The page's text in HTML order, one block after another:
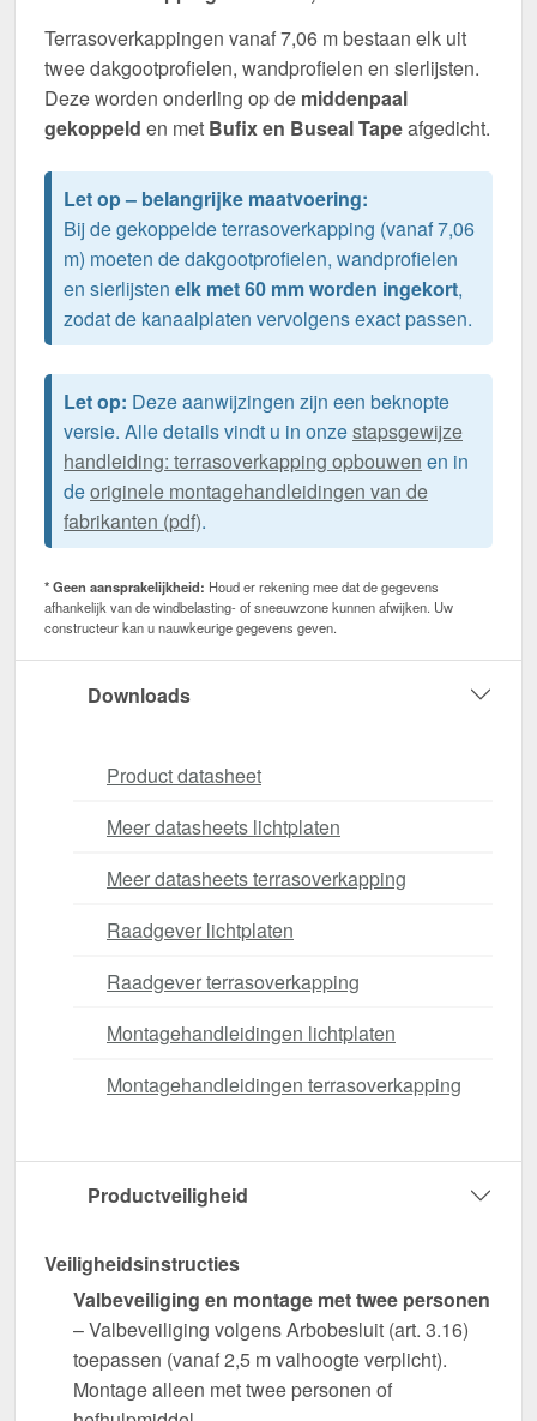
Terrasoverkappingen vanaf 7,06 m bestaan elk uit
twee dakgootprofielen, wandprofielen en sierlijsten.
Deze worden onderling op de middenpaal
gekoppeld en met Bufix en Buseal Tapeafgedicht.
Let op – belangrijke maatvoering:
Bij de gekoppelde terrasoverkapping (vanaf 7,06
m) moeten de dakgootprofielen, wandprofielen
en sierlijsten elk met 60 mm worden ingekort,
zodat de kanaalplaten vervolgens exact passen.
Let op: Deze aanwijzingen zijn een beknopte
versie. Alle details vindt u in onzestapsgewijze
handleiding: terrasoverkapping opbouwen en in
deoriginele montagehandleidingen van de
fabrikanten (pdf).
* Geen aansprakelijkheid: Houd er rekening mee dat de gegevens
afhankelijk van de windbelasting- of sneeuwzone kunnen afwijken. Uw
constructeur kan u nauwkeurige gegevens geven.
Downloads
Product datasheet
Meer datasheets lichtplaten
Meer datasheets terrasoverkapping
Raadgever lichtplaten
Raadgever terrasoverkapping
Montagehandleidingen lichtplaten
Montagehandleidingen terrasoverkapping
Productveiligheid
Veiligheidsinstructies
Valbeveiliging en montage met twee personen
– Valbeveiliging volgens Arbobesluit (art. 3.16)
toepassen (vanaf 2,5 m valhoogte verplicht).
Montage alleen met twee personen of